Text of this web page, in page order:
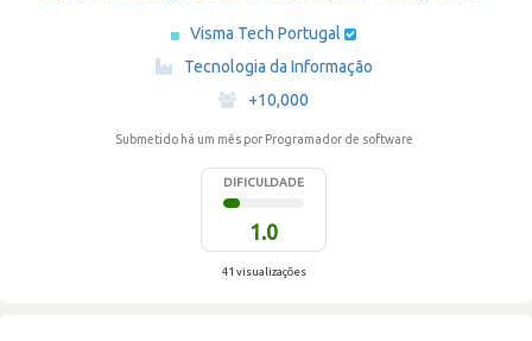
Visma Tech Portugal
Tecnologia da Informação
·
+10,000
Submetido há um mês por Programador de software
DIFICULDADE
1.0
41 visualizações